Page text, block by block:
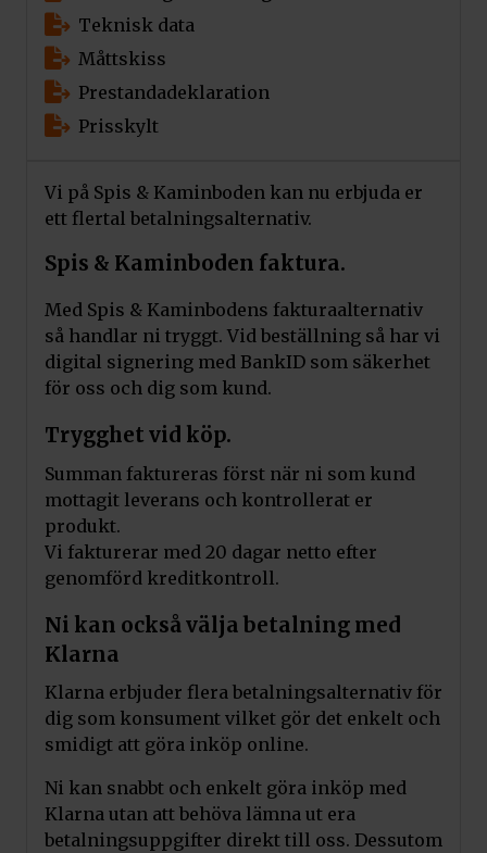
Teknisk data
Måttskiss
Prestandadeklaration
Prisskylt
Vi på Spis & Kaminboden kan nu erbjuda er
ett flertal betalningsalternativ.
Spis & Kaminboden faktura.
Med Spis & Kaminbodens fakturaalternativ
så handlar ni tryggt. Vid beställning så har vi
digital signering med BankID som säkerhet
för oss och dig som kund.
Trygghet vid köp.
Summan faktureras först när ni som kund
mottagit leverans och kontrollerat er
produkt.
Vi fakturerar med 20 dagar netto efter
genomförd kreditkontroll.
Ni kan också välja betalning med
Klarna
Klarna erbjuder flera betalningsalternativ för
dig som konsument vilket gör det enkelt och
smidigt att göra inköp online.
Ni kan snabbt och enkelt göra inköp med
Klarna utan att behöva lämna ut era
betalningsuppgifter direkt till oss. Dessutom